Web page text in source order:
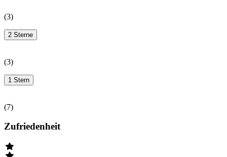
(3)
2 Sterne
(3)
1 Stern
(7)
Zufriedenheit